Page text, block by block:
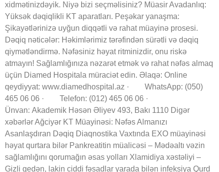
xidmətinizdəyik. Niyə bizi seçməlisiniz? Müasir Avadanlıq:
Yüksək dəqiqlikli KT aparatları. Peşəkar yanaşma:
Şikayətlərinizə uyğun diqqətli və rahat müayinə prosesi.
Dəqiq nəticələr: Həkimlərimiz tərəfindən sürətli və dəqiq
qiymətləndirmə. Nəfəsiniz həyat ritminizdir, onu riskə
atmayın! Sağlamlığınıza nəzarət etmək və rahat nəfəs almaq
üçün Diamed Hospitala müraciət edin. Əlaqə: Online
qeydiyyat: www.diamedhospital.az · WhatsApp: (050)
465 06 06 · Telefon: (012) 465 06 06 ·
Ünvan: Akademik Həsən Əliyev 493, Bakı 1110 Digər
xəbərlər Ağciyər KT Müayinəsi: Nəfəs Almanızı
Asanlaşdıran Dəqiq Diaqnostika Vaxtında EXO müayinəsi
həyat qurtara bilər Pankreatitin müalicəsi – Mədəaltı vəzin
sağlamlığını qorumağın əsas yolları Xlamidiya xəstəliyi –
Gizli gedən, lakin ciddi fəsadlar yarada bilən infeksiya Qurd